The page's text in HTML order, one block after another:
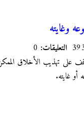
وغايته
التعليقات:
على تهذيب الأخلاق
غايته.